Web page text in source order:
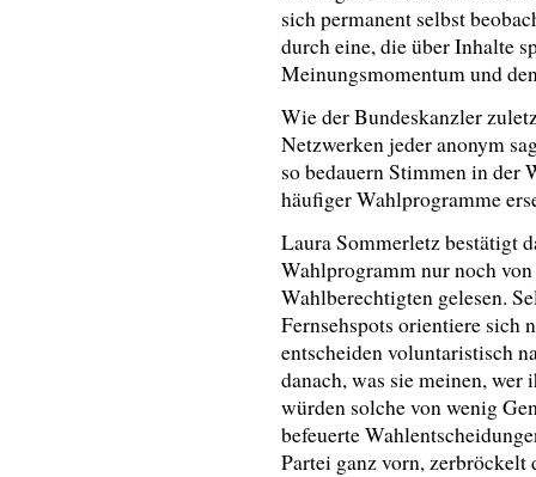
sich permanent selbst
durch eine, die über Inhalte
Meinungsmomentum und
Wie der Bundeskanzler
Netzwerken jeder anonym
so bedauern Stimmen in der
häufiger Wahlprogramme
Laura Sommerletz bestätigt
Wahlprogramm nur noch
Wahlberechtigten gelesen.
Fernsehspots orientiere sich
entscheiden voluntaristisch
danach, was sie meinen,
würden solche von wenig
befeuerte
Partei ganz vorn, zerbröckelt